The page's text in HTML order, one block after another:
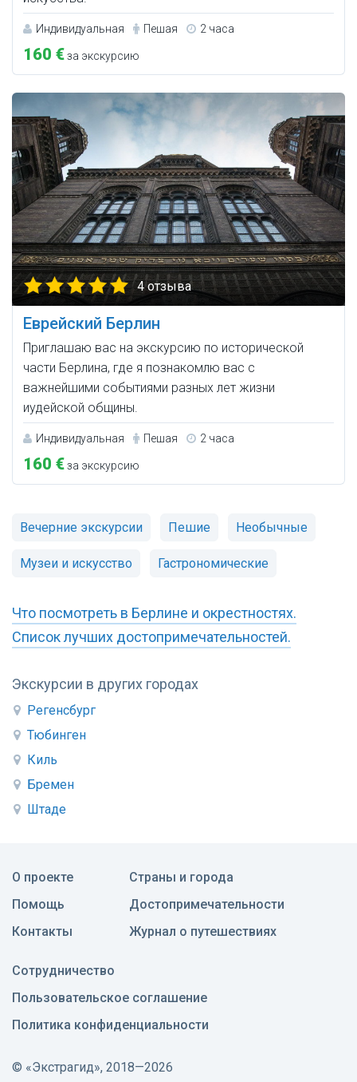
Экскурсии в других городах
Регенсбург
Тюбинген
Киль
Бремен
Штаде
Индивидуальная Пешая 2 часа
160 €за экскурсию
4 отзыва
Еврейский Берлин
Приглашаю вас на экскурсию по исторической
части Берлина, где я познакомлю вас с
важнейшими событиями разных лет жизни
иудейской общины.
Индивидуальная Пешая 2 часа
160 €за экскурсию
Вечерние экскурсии Пешие Необычные
Музеи и искусство Гастрономические
Что посмотреть в Берлине и окрестностях.
Список лучших достопримечательностей.
О проекте
Помощь
Контакты
Страны и города
Достопримечательности
Журнал о путешествиях
Сотрудничество
Пользовательское соглашение
Политика конфиденциальности
© «Экстрагид», 2018—2026